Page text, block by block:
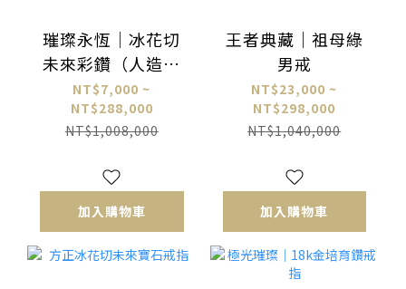
璀璨永恆｜冰花切
未來彩鑽（人造）
戒指
NT$7,000 ~
NT$288,000
NT$1,008,000
加入購物車
王者典藏｜祖母綠
男戒
NT$23,000 ~
NT$298,000
NT$1,040,000
加入購物車